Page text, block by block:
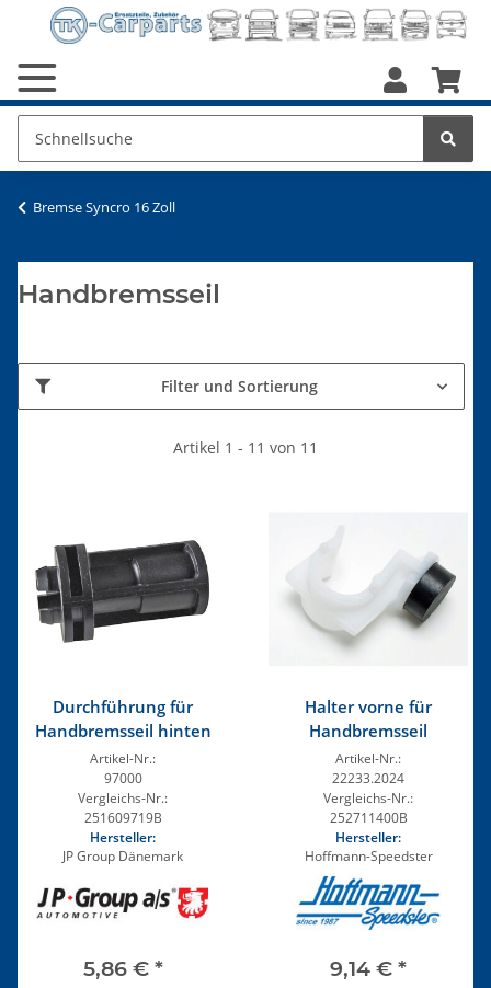
Bremse Syncro 16 Zoll
Handbremsseil
Filter und Sortierung
Artikel 1 - 11 von 11
Durchführung für
Handbremsseil hinten
Artikel-Nr.:
97000
Vergleichs-Nr.:
251609719B
Hersteller:
JP Group Dänemark
5,86 € *
Halter vorne für
Handbremsseil
Artikel-Nr.:
22233.2024
Vergleichs-Nr.:
252711400B
Hersteller:
Hoffmann-Speedster
9,14 € *